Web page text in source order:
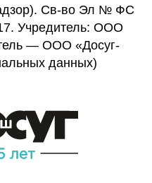
Св-во Эл № ФС
Учредитель: ООО
— ООО «Досуг-
данных)